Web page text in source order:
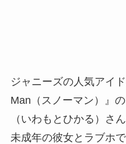
ジャニーズの人気アイ
Man（スノーマン）』
（いわもとひかる）さ
未成年の彼女とラブホ